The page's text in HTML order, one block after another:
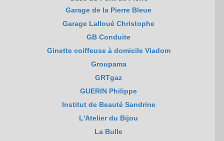
Garage de la Pierre Bleue
Garage Lalloué Christophe
GB Conduite
Ginette coiffeuse à domicile Viadom
Groupama
GRTgaz
GUERIN Philippe
Institut de Beauté Sandrine
L'Atelier du Bijou
La Bulle